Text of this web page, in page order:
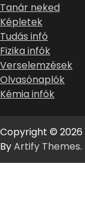
Tanár neked
Képletek
Tudás infó
Fizika infók
Verselemzések
Olvasónaplók
Kémia infók
Copyright © 2026
ByArtify Themes.